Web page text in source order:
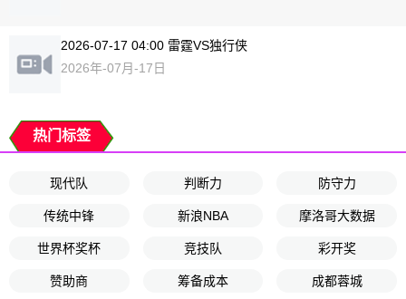
2026-07-17 04:00 雷霆VS独行侠
2026年-07月-17日
热门标签
现代队 判断力 防守力
传统中锋 新浪NBA 摩洛哥大数据
世界杯奖杯 竞技队 彩开奖
赞助商 筹备成本 成都蓉城